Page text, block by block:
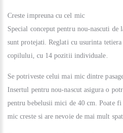
Creste impreuna cu cel mic
Special conceput pentru nou-nascuti
sunt protejati. Reglati cu usurinta
copilului, cu 14 pozitii individuale.
Se potriveste celui mai mic dintre
Insertul pentru nou-nascut asigura o
pentru bebelusii mici de 40 cm. Poate fi
mic creste si are nevoie de mai mult